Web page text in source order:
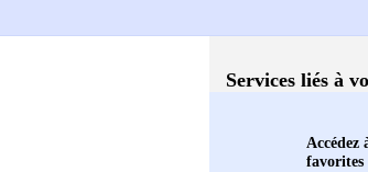
Services liés à
Accédez
favorites